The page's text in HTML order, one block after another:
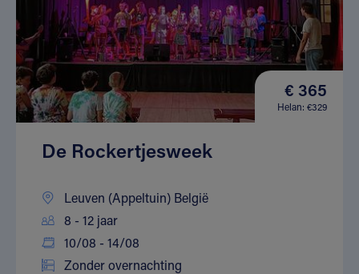
€ 365
Helan: €329
De Rockertjesweek
Leuven (Appeltuin) België
8 - 12 jaar
10/08 - 14/08
Zonder overnachting